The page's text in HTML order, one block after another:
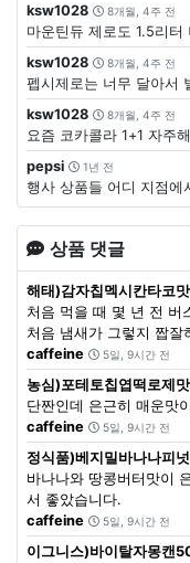
ksw1028
8개월, 4주 전
마운틴듀 제로도 1.5리터
ksw1028
8개월, 4주 전
펩시제로는 너무 달아서
ksw1028
8개월, 4주 전
요즘 코카콜라 1+1 자주
pepsi
1년 전
행사 상품들 어디 지점에
상품 댓글
해태)감자칩멕시칸타코맛
처음 먹을 때 몇 년 전 버
처음 냄새가 그렇지 짭잘
caffeine
5일, 9시간 전
농심)포테토칩엽떡로제
단짠인데 은근히 매운맛
caffeine
5일, 9시간 전
정식품)베지밀바나나피
바나나와 땅콩버터맛이
서 좋았습니다.
caffeine
5일, 9시간 전
이그니스)바이탈자몽캔